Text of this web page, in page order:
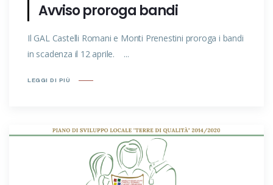
Avviso proroga bandi
Il GAL Castelli Romani e Monti Prenestini proroga i bandi
in scadenza il 12 aprile. ...
LEGGI DI PIÙ